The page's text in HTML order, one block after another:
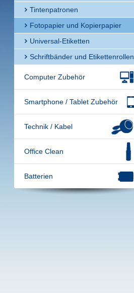
Tintenpatronen
Fotopapier und Kopierpapier
Universal-Etiketten
Schriftbänder und Etikettenrollen
Computer Zubehör
Smartphone / Tablet Zubehör
Technik / Kabel
Office Clean
Batterien